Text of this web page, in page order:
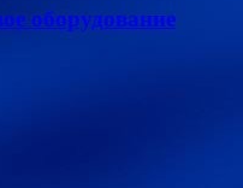
оборудование